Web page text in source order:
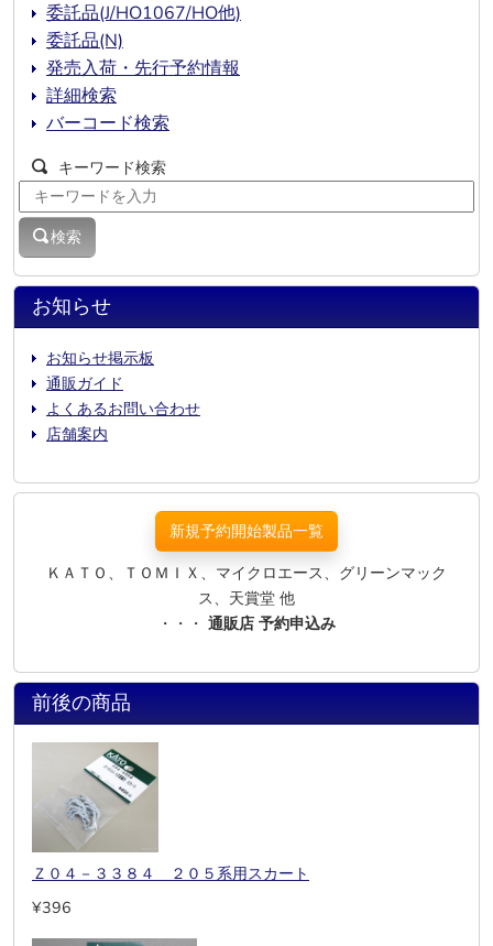
お知らせ
お知らせ掲示板
通販ガイド
よくあるお問い合わせ
店舗案内
委託品(J/HO1067/HO他)
委託品(N)
発売入荷・先行予約情報
詳細検索
バーコード検索
キーワード検索
検索
新規予約開始製品一覧
ＫＡＴＯ、ＴＯＭＩＸ、マイクロエース、グリーンマック
ス、天賞堂 他
・・・ 通販店 予約申込み
前後の商品
Ｚ０４－３３８４ ２０５系用スカート
¥396